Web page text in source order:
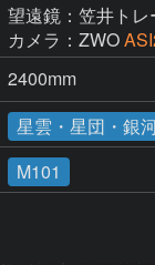
望遠鏡：笠井ト
カメラ：ZWO
2400mm
星雲・星団・銀
M101